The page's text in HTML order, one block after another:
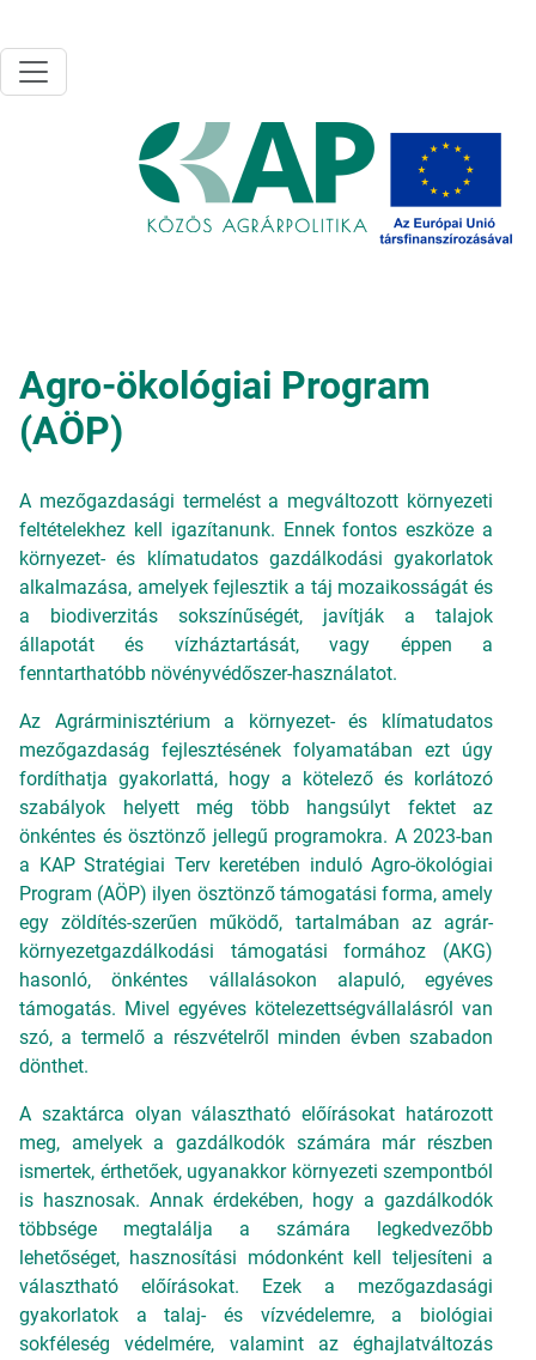
Agro-ökológiai Program
(AÖP)
A mezőgazdasági termelést a megváltozott környezeti
feltételekhez kell igazítanunk. Ennek fontos eszköze a
környezet- és klímatudatos gazdálkodási gyakorlatok
alkalmazása, amelyek fejlesztik a táj mozaikosságát és
a biodiverzitás sokszínűségét, javítják a talajok
állapotát és vízháztartását, vagy éppen a
fenntarthatóbb növényvédőszer-használatot.
Az Agrárminisztérium a környezet- és klímatudatos
mezőgazdaság fejlesztésének folyamatában ezt úgy
fordíthatja gyakorlattá, hogy a kötelező és korlátozó
szabályok helyett még több hangsúlyt fektet az
önkéntes és ösztönző jellegű programokra. A 2023-ban
a KAP Stratégiai Terv keretében induló Agro-ökológiai
Program (AÖP) ilyen ösztönző támogatási forma, amely
egy zöldítés-szerűen működő, tartalmában az agrár-
környezetgazdálkodási támogatási formához (AKG)
hasonló, önkéntes vállalásokon alapuló, egyéves
támogatás. Mivel egyéves kötelezettségvállalásról van
szó, a termelő a részvételről minden évben szabadon
dönthet.
A szaktárca olyan választható előírásokat határozott
meg, amelyek a gazdálkodók számára már részben
ismertek, érthetőek, ugyanakkor környezeti szempontból
is hasznosak. Annak érdekében, hogy a gazdálkodók
többsége megtalálja a számára legkedvezőbb
lehetőséget, hasznosítási módonként kell teljesíteni a
választható előírásokat. Ezek a mezőgazdasági
gyakorlatok a talaj- és vízvédelemre, a biológiai
sokféleség védelmére, valamint az éghajlatváltozás